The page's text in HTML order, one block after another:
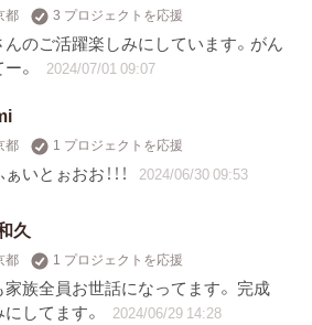
都 3 プロジェクトを応援
んのご活躍楽しみにしています。がん
。
2024/07/01 09:07
都 1 プロジェクトを応援
いとぉおお！！！ 2024/06/30 09:53
久
都 1 プロジェクトを応援
家族全員お世話になってます。 完成
してます。
2024/06/29 14:28